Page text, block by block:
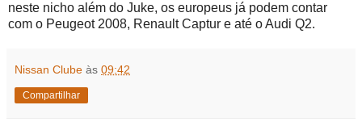
neste nicho além do Juke, os europeus já podem contar
com o Peugeot 2008, Renault Captur e até o Audi Q2.
Nissan Clube às 09:42
Compartilhar